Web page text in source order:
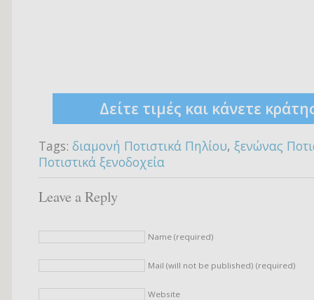
Δείτε τιμές και κάνετε
Tags: διαμονή Ποτιστικά Πηλίου, ξενώνας
Ποτιστικά ξενοδοχεία
Leave a Reply
Name (required)
Mail (will not be published) (required)
Website